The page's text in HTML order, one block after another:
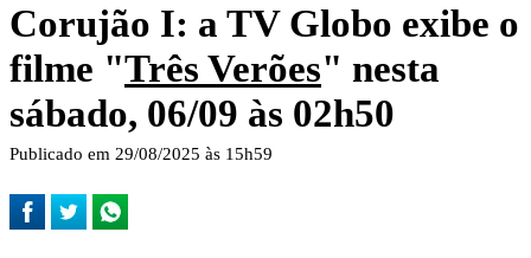
Corujão I: a TV Globo exibe o
filme "Três Verões" nesta
sábado, 06/09 às 02h50
Publicado em 29/08/2025 às 15h59